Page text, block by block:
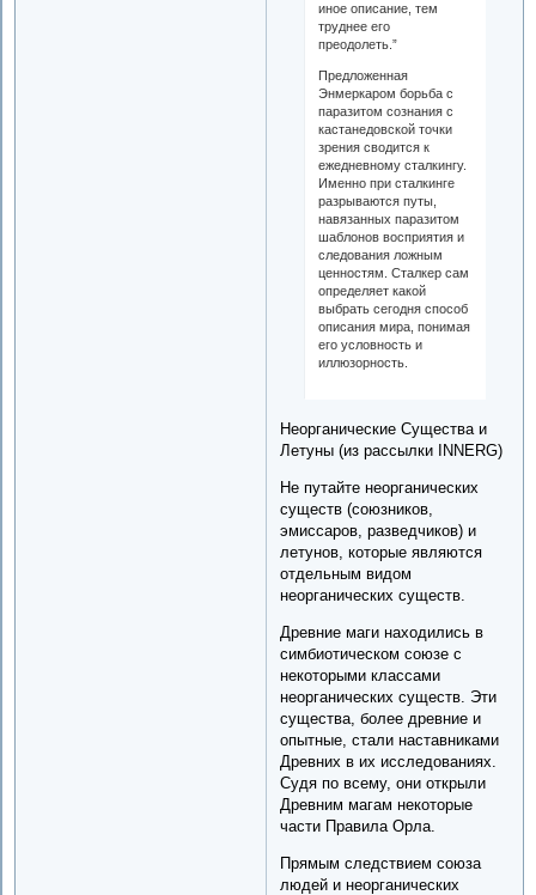
иное описание, тем
труднее его
преодолеть.”
Предложенная
Энмеркаром борьба с
паразитом сознания с
кастанедовской точки
зрения сводится к
ежедневному сталкингу.
Именно при сталкинге
разрываются путы,
навязанных паразитом
шаблонов восприятия и
следования ложным
ценностям. Сталкер сам
определяет какой
выбрать сегодня способ
описания мира, понимая
его условность и
иллюзорность.
Неорганические Существа и
Летуны (из рассылки INNERG)
Не путайте неорганических
существ (союзников,
эмиссаров, разведчиков) и
летунов, которые являются
отдельным видом
неорганических существ.
Древние маги находились в
симбиотическом союзе с
некоторыми классами
неорганических существ. Эти
существа, более древние и
опытные, стали наставниками
Древних в их исследованиях.
Судя по всему, они открыли
Древним магам некоторые
части Правила Орла.
Прямым следствием союза
людей и неорганических